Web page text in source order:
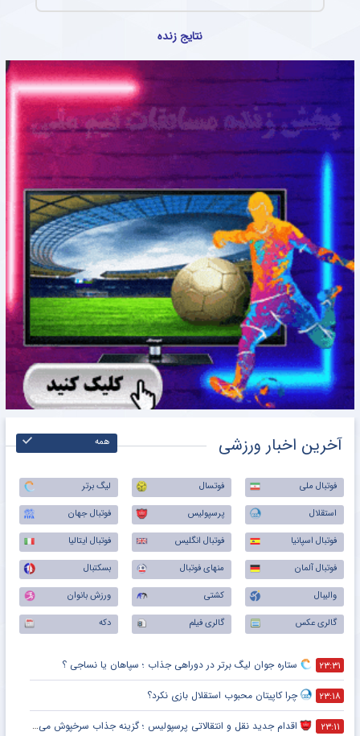
نتایج زنده
آخرین اخبار ورزشی همه
فوتبال ملی فوتسال
لیگ برتر
استقلال
پرسپولیس
فوتبال جهان
فوتبال اسپانیا
فوتبال انگلیس
فوتبال ایتالیا
فوتبال آلمان
منهای فوتبال
بسکتبال
والیبال
کشتی
ورزش بانوان
گالری عکس
گالری فیلم دکه
۲۳:۳۱ ستاره جوان لیگ برتر در دوراهی جذاب ؛ سپاهان یا نساجی ؟
۲۳:۱۸ چرا کاپیتان محبوب استقلال بازی نکرد؟
۲۳:۱۱ اقدام جدید نقل و انتقالاتی پرسپولیس ؛ گزینه جذاب سرخپوش می شود؟